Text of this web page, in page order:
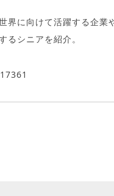
界に向けて活躍する企業
るシニアを紹介。